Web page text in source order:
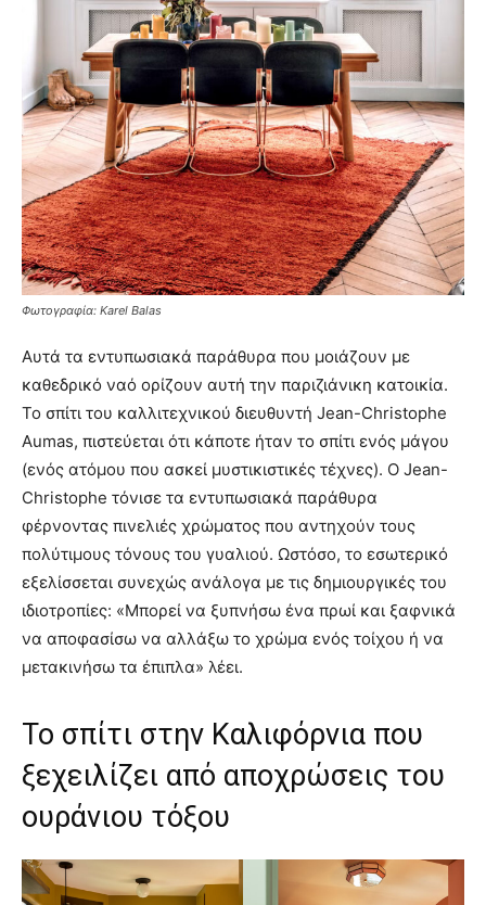
Φωτογραφία: Karel Balas
Αυτά τα εντυπωσιακά παράθυρα που μοιάζουν με
καθεδρικό ναό ορίζουν αυτή την παριζιάνικη κατοικία.
Το σπίτι του καλλιτεχνικού διευθυντή Jean-Christophe
Aumas, πιστεύεται ότι κάποτε ήταν το σπίτι ενός μάγου
(ενός ατόμου που ασκεί μυστικιστικές τέχνες). Ο Jean-
Christophe τόνισε τα εντυπωσιακά παράθυρα
φέρνοντας πινελιές χρώματος που αντηχούν τους
πολύτιμους τόνους του γυαλιού. Ωστόσο, το εσωτερικό
εξελίσσεται συνεχώς ανάλογα με τις δημιουργικές του
ιδιοτροπίες: «Μπορεί να ξυπνήσω ένα πρωί και ξαφνικά
να αποφασίσω να αλλάξω το χρώμα ενός τοίχου ή να
μετακινήσω τα έπιπλα» λέει.
Το σπίτι στην Καλιφόρνια που
ξεχειλίζει από αποχρώσεις του
ουράνιου τόξου